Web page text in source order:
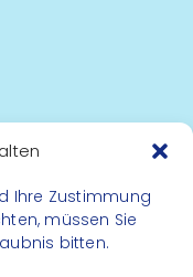
Ihre Zustimmung
müssen Sie
bitten.